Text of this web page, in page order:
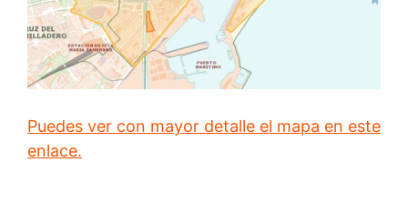
Puedes ver con mayor detalle el mapa en este
enlace.